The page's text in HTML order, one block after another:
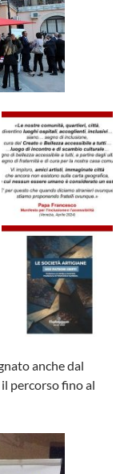
anche dal
percorso fino al